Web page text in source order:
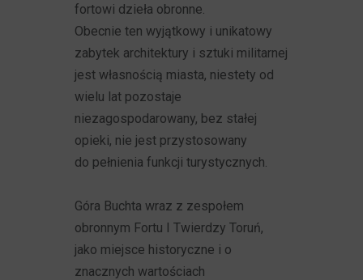
fortowi dzieła obronne.
Obecnie ten wyjątkowy i unikatowy
zabytek architektury i sztuki militarnej
jest własnością miasta, niestety od
wielu lat pozostaje
niezagospodarowany, bez stałej
opieki, nie jest przystosowany
do pełnienia funkcji turystycznych.
Góra Buchta wraz z zespołem
obronnym Fortu I Twierdzy Toruń,
jako miejsce historyczne i o
znacznych wartościach